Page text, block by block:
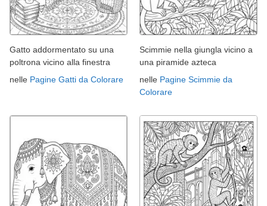
Gatto addormentato su una
poltrona vicino alla finestra
nelle Pagine Gatti da Colorare
Scimmie nella giungla vicino a
una piramide azteca
nelle Pagine Scimmie da
Colorare